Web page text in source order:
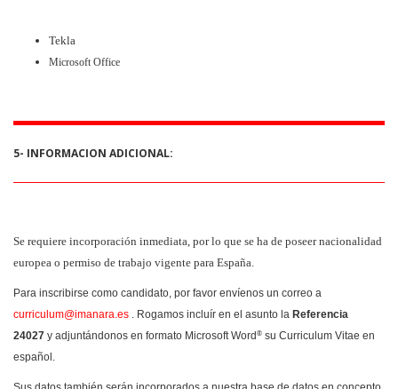
Tekla
Microsoft Office
5- INFORMACION ADICIONAL:
Se requiere incorporación inmediata, por lo que se ha de poseer nacionalidad
europea o permiso de trabajo vigente para España.
Para inscribirse como candidato, por favor envíenos un correo a
curriculum@imanara.es . Rogamos incluír en el asunto la Referencia
24027 y adjuntándonos en formato Microsoft Word ® su Curriculum Vitae en
español .